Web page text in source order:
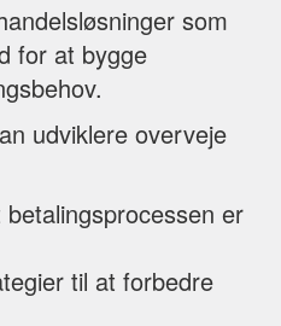
som
for at bygge
udviklere overveje
er
til at forbedre